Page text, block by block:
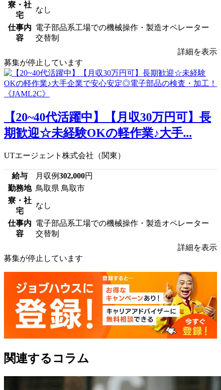
寮・社
宅
なし
仕事内
容
電子部品系工場での機械操作・製造オペレーター
交替制
詳細を表示
募集が停止しています
【20~40代活躍中】【月収30万円可】長
期歓迎☆未経験OKの軽作業♪大手...
UTエージェント株式会社（関東）
給与 月収例302,000円
勤務地 鳥取県 鳥取市
寮・社
宅
なし
仕事内
容
電子部品系工場での機械操作・製造オペレーター
交替制
詳細を表示
募集が停止しています
関連するコラム